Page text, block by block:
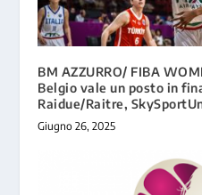
BM AZZURRO/ FIBA
Belgio vale un posto in
Raidue/Raitre,
Giugno 26, 2025